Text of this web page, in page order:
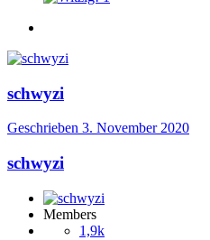
schwyzi
Geschrieben 3. November 2020
schwyzi
Members
1,9k